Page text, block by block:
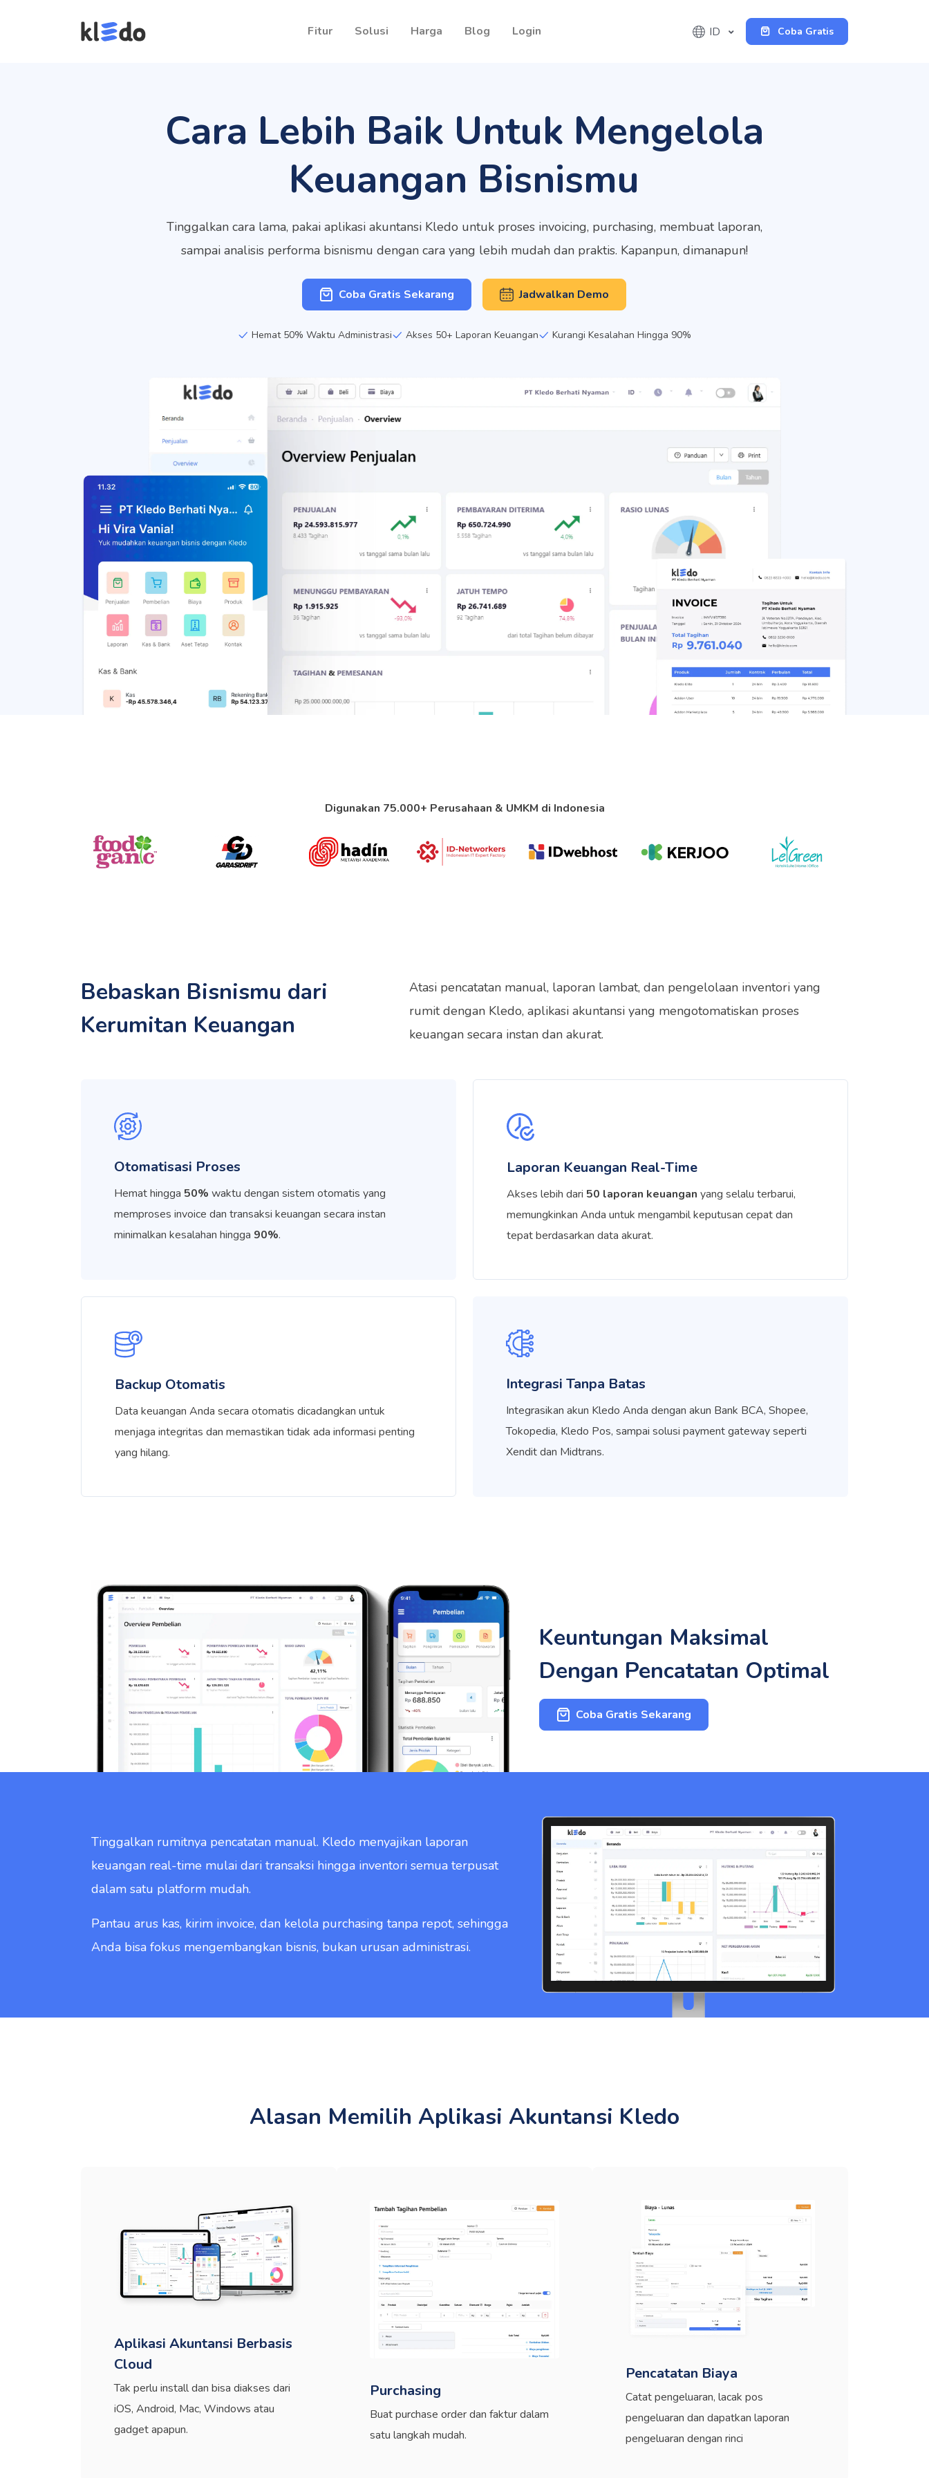
Fitur Solusi Harga Blog Login ID Coba Gratis
Cara Lebih Baik Untuk Mengelola
Keuangan Bisnismu
Tinggalkan cara lama, pakai aplikasi akuntansi Kledo untuk proses invoicing, purchasing, membuat laporan,
sampai analisis performa bisnismu dengan cara yang lebih mudah dan praktis. Kapanpun, dimanapun!
Coba Gratis Sekarang Jadwalkan Demo
Hemat 50% Waktu Administrasi Akses 50+ Laporan Keuangan Kurangi Kesalahan Hingga 90%
Digunakan 75.000+ Perusahaan & UMKM di Indonesia
Bebaskan Bisnismu dari
Kerumitan Keuangan
Atasi pencatatan manual, laporan lambat, dan pengelolaan inventori yang
rumit dengan Kledo, aplikasi akuntansi yang mengotomatiskan proses
keuangan secara instan dan akurat.
Otomatisasi Proses
Hemat hingga 50% waktu dengan sistem otomatis yang
memproses invoice dan transaksi keuangan secara instan
minimalkan kesalahan hingga 90%.
Laporan Keuangan Real-Time
Akses lebih dari 50 laporan keuangan yang selalu terbarui,
memungkinkan Anda untuk mengambil keputusan cepat dan
tepat berdasarkan data akurat.
Integrasi Tanpa Batas
Integrasikan akun Kledo Anda dengan akun Bank BCA, Shopee,
Tokopedia, Kledo Pos, sampai solusi payment gateway seperti
Xendit dan Midtrans.
Backup Otomatis
Data keuangan Anda secara otomatis dicadangkan untuk
menjaga integritas dan memastikan tidak ada informasi penting
yang hilang.
Keuntungan Maksimal
Dengan Pencatatan Optimal
Coba Gratis Sekarang
Tinggalkan rumitnya pencatatan manual. Kledo menyajikan laporan
keuangan real-time mulai dari transaksi hingga inventori semua terpusat
dalam satu platform mudah.
Pantau arus kas, kirim invoice, dan kelola purchasing tanpa repot, sehingga
Anda bisa fokus mengembangkan bisnis, bukan urusan administrasi.
Alasan Memilih Aplikasi Akuntansi Kledo
Aplikasi Akuntansi Berbasis
Cloud
Tak perlu install dan bisa diakses dari
iOS, Android, Mac, Windows atau
gadget apapun.
Purchasing
Buat purchase order dan faktur dalam
satu langkah mudah.
Pencatatan Biaya
Catat pengeluaran, lacak pos
pengeluaran dan dapatkan laporan
pengeluaran dengan rinci